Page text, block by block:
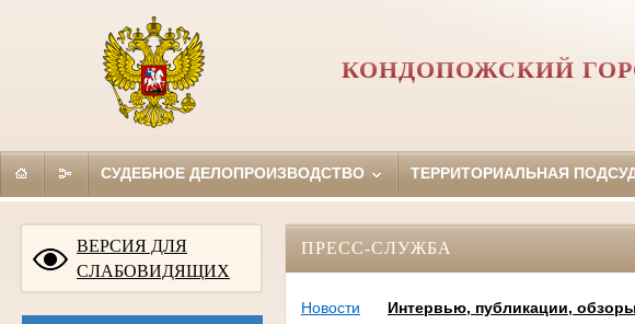
КОНДОПОЖСКИЙ
СУДЕБНОЕ ДЕЛОПРОИЗВОДСТВО ТЕРРИТОРИАЛЬНАЯ
ВЕРСИЯ ДЛЯ
СЛАБОВИДЯЩИХ
ПРЕСС-СЛУЖБА
Новости Интервью, публикации,